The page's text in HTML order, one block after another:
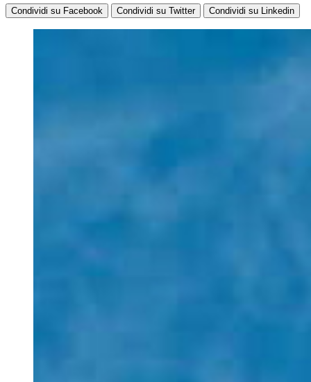
Condividi su Facebook Condividi su Twitter Condividi su Linkedin